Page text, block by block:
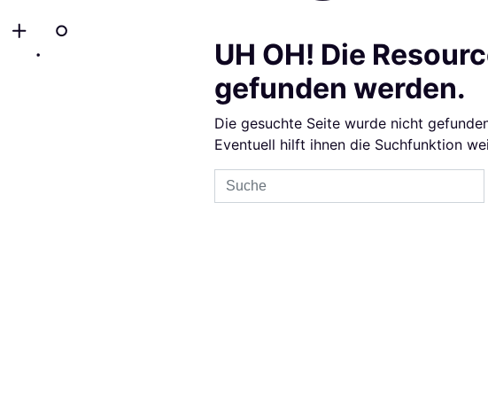
UH OH! Die
gefunden werden.
Die gesuchte Seite wurde nicht
Eventuell hilft ihnen die Suchfunktion
Sucheingabe